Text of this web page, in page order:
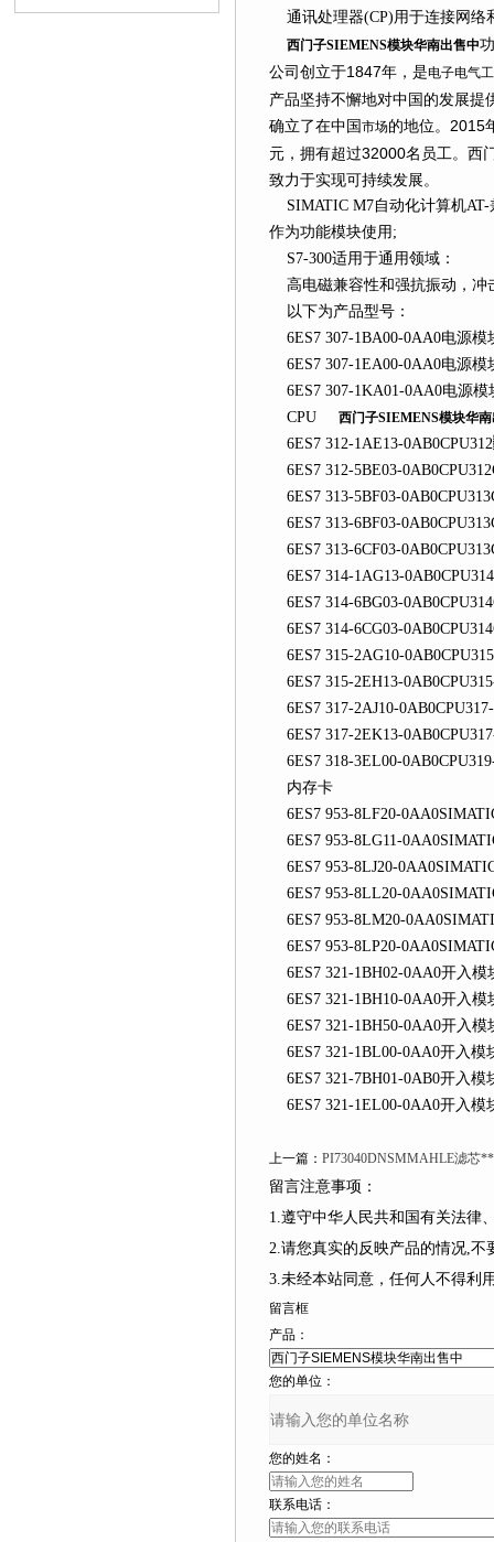
通讯处理器(CP)用于连接网络
西门子SIEMENS模块华南出售中
公司创立于1847年，是电子电气
产品坚持不懈地对中国的发展提供
确立了在中国市场的地位。
元，拥有超过32000名员工
致力于实现可持续发展。
SIMATIC M7自动化计算机AT-
作为功能模块使用;
S7-300适用于通用领域：
高电磁兼容性和强抗振动，冲
以下为产品型号：
6ES7 307-1BA00-0AA0电源模
6ES7 307-1EA00-0AA0电源模
6ES7 307-1KA01-0AA0电源模
CPU
西门子SIEMENS模块华
6ES7 312-1AE13-
6ES7 312-5BE03-
6ES7 313-5BF03-
6ES7 313-6BF03-
6ES7 313-6CF03-
6ES7 314-1AG13-
6ES7 314-6BG03-
6ES7 314-6CG03-
6ES7 315-2AG10-
6ES7 315-2EH13-
6ES7 317-2AJ10-
6ES7 317-2EK13-
6ES7 318-3EL00-
内存卡
6ES7 953-8LF20-
6ES7 953-8LG11-
6ES7 953-8LJ20-
6ES7 953-8LL20-
6ES7 953-8LM20-
6ES7 953-8LP20-
6ES7 321-1BH02-0AA0开入模块
6ES7 321-1BH10-0AA0开入模块
6ES7 321-1BH50-0AA0开入模
6ES7 321-1BL00-0AA0开入模块
6ES7 321-7BH01-0AB0开入
6ES7 321-1EL00-0AA0开入模块
上一篇： PI73040DNSMMAHLE滤芯
留言注意事项：
1.遵守中华人民共和国有关法律
2.请您真实的反映产品的情况,不要捏
3.未经本站同意，任何人不得利
留言框
产品：
您的单位：
您的姓名：
联系电话：